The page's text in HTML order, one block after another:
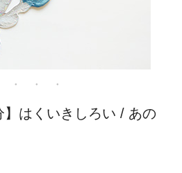
】はくいきしろい / あの